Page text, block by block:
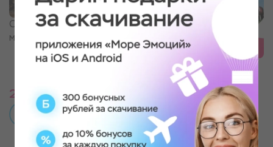
Свидание в гончарной
мастерской
2 690 ₽
ПОДРОБНЕЕ
Любимому учителю.
Набор впечатлений
2 749 ₽
ПОДРОБНЕЕ